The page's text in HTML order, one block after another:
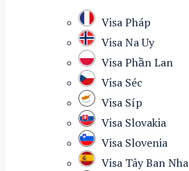
Visa Pháp
Visa Na Uy
Visa Phần Lan
Visa Séc
Visa Síp
Visa Slovakia
Visa Slovenia
Visa Tây Ban Nha